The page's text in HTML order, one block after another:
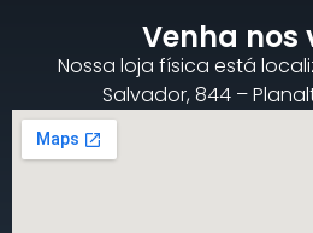
Venha nos
Nossa loja física está
Salvador, 844 –